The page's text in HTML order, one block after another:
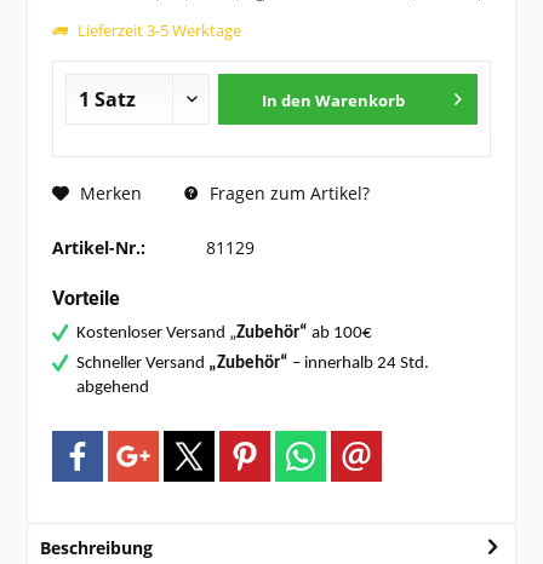
Lieferzeit 3-5 Werktage
In den Warenkorb
Merken Fragen zum Artikel?
Artikel-Nr.: 81129
Vorteile
Kostenloser Versand „Zubehör“ ab 100€
Schneller Versand „Zubehör“ – innerhalb 24 Std.
abgehend
Beschreibung